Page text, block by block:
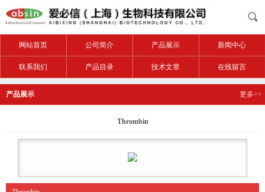
网站首页 公司简介 产品展示 新闻中心
联系我们 产品目录 技术文章 在线留言
产品展示 更多>>
Thrombin